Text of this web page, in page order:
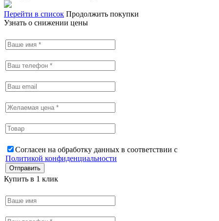
Перейти в список Продолжить покупки
Узнать о снижении цены
Согласен на обработку данных в соответствии с
Политикой конфиденциальности
Купить в 1 клик